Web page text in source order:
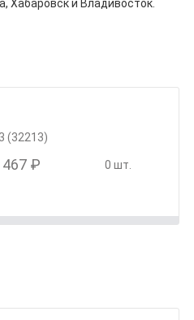
Хабаровск и Владивосток.
(32213)
467 ₽ 0 шт.